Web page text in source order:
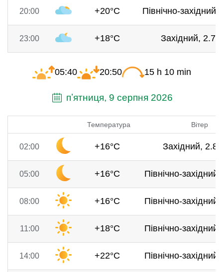
20:00 +20°C Північно-
23:00 +18°C Західний, 2.7
05:40 20:50 15 h 10 min
пʼятниця, 9 серпня 2026
Температура Вітер
02:00 +16°C Західний, 2.8
05:00 +16°C Північно-
08:00 +16°C Північно-
11:00 +18°C Північно-
14:00 +22°C Північно-